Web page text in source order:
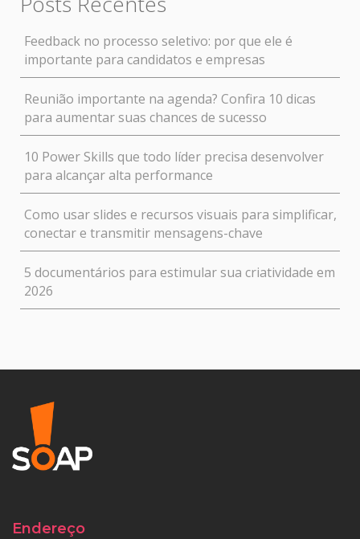
Feedback no processo seletivo: por que ele é
importante para candidatos e empresas
Reunião importante na agenda? Confira 10 dicas
para aumentar suas chances de sucesso
10 Power Skills que todo líder precisa desenvolver
para alcançar alta performance
Como usar slides e recursos visuais para simplificar,
conectar e transmitir mensagens-chave
5 documentários para estimular sua criatividade em
2026
Endereço